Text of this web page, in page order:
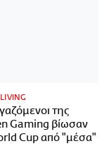
της
Gaming βίωσαν
Cup από "μέσα"